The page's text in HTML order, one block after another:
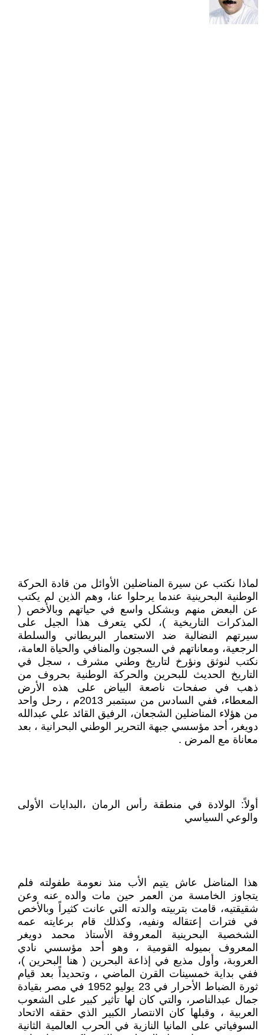
لماذا نكتب عن سيرة المناضلين الأوائل من قادة الحركة
الوطنية البحرينية عندما يرحلوا عنا، وهم الذين لم يكتب
عن البعض منهم وبشكل واسع في حياتهم وبالأخص (
المذكرات التاريخية )، لكي يتعرف هذا الجيل على
سيرتهم النضالية ضد الاستعمار البريطاني والسلطة
الرجعية، ومعاناتهم في السجون والمنافي والحياة العامة،
نكتب لنوثق ونؤرخ لتاريخ وطني مشرف ، سجل في
التاريخ الحديث للبحرين والحركة الوطنية بحروف من
ذهب في صفحات ناصعة البياض على هذه الأرض
المعطاء، ففي السادس من سبتمبر 2013م ، رحل واحد
من هؤلاء المناضلين الشجعان، الرفيق القائد علي عبدالله
دويغر، أحد مؤسسي جبهة التحرير الوطني البحرانية ، بعد
معاناة مع المرض .
أولاً: الولادة في منطقة رأس الرمان ،البدايات الأولى
والوعي السياسي
هذا المناضل عاش يتيم الأب منذ نعومة طفولته فلم
يتجاوز الخامسة من العمر حين مات والده عنه وعن
شقيقتيه، قامت بتربيته والدته التي عانت كثيراً وبالأخص
في فترات إعتقاله ونفيه، وكذلك قام برعايته عمه
الشخصية البحرينية المعروفة الأستاذ محمد دويغر
المعروف بميوله القومية ، وهو أحد مؤسسي نادي
العروبة، وأول مذيع في إذاعة البحرين ( هنا البحرين )،
ففي بداية خمسينات القرن الماضي ، وتحديداً بعد قيام
ثورة الضباط الأحرار في 23 يوليو 1952 في مصر بقيادة
جمال عبدالناصر، والتي كان لها تأثير كبير على الشعوب
العربية ، وقبلها كان الانتصار الكبير الذي حققه الاتحاد
السوفياتي على المانيا النازية في الحرب العالمية الثانية